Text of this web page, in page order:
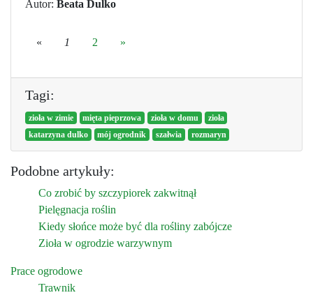
Autor: Beata Dulko
« 1 2 »
Tagi:
zioła w zimie mięta pieprzowa zioła w domu
zioła
katarzyna dulko
mój ogrodnik szałwia rozmaryn
Podobne artykuły:
Co zrobić by szczypiorek zakwitnął
Pielęgnacja roślin
Kiedy słońce może być dla rośliny zabójcze
Zioła w ogrodzie warzywnym
Prace ogrodowe
Trawnik